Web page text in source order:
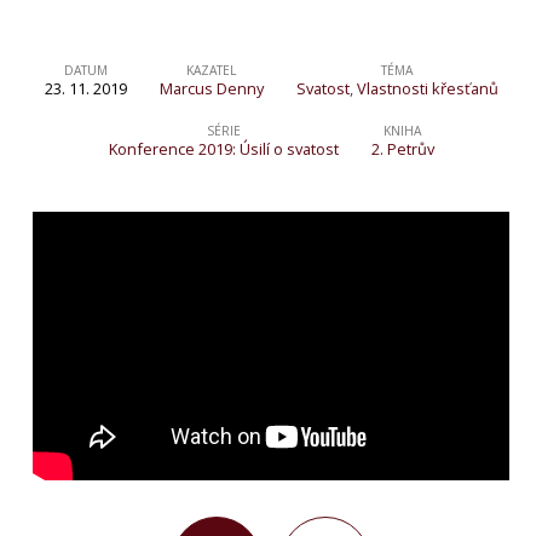
Konference
svatost,
Petrův
1,1–
DATUM
23. 11. 2019
KAZATEL
Marcus Denny
TÉMA
Svatost,Vlastnosti křesťanů
SÉRIE
Konference 2019: Úsilí o svatost
KNIHA
2. Petrův